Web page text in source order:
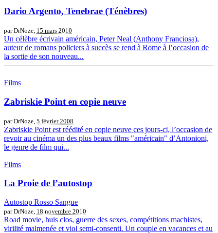
Dario Argento, Tenebrae (Ténèbres)
par DrNoze, 15 mars 2010
Un célèbre écrivain américain, Peter Neal (Anthony Franciosa),
auteur de romans policiers à succès se rend à Rome à l’occasion de
la sortie de son nouveau...
Films
Zabriskie Point en copie neuve
par DrNoze, 5 février 2008
Zabriskie Point est réédité en copie neuve ces jours-ci, l’occasion de
revoir au cinéma un des plus beaux films "américain" d’Antonioni,
le genre de film qui...
Films
La Proie de l’autostop
Autostop Rosso Sangue
par DrNoze, 18 novembre 2010
Road movie, huis clos, guerre des sexes, compétitions machistes,
virilité malmenée et viol semi-consenti. Un couple en vacances et au